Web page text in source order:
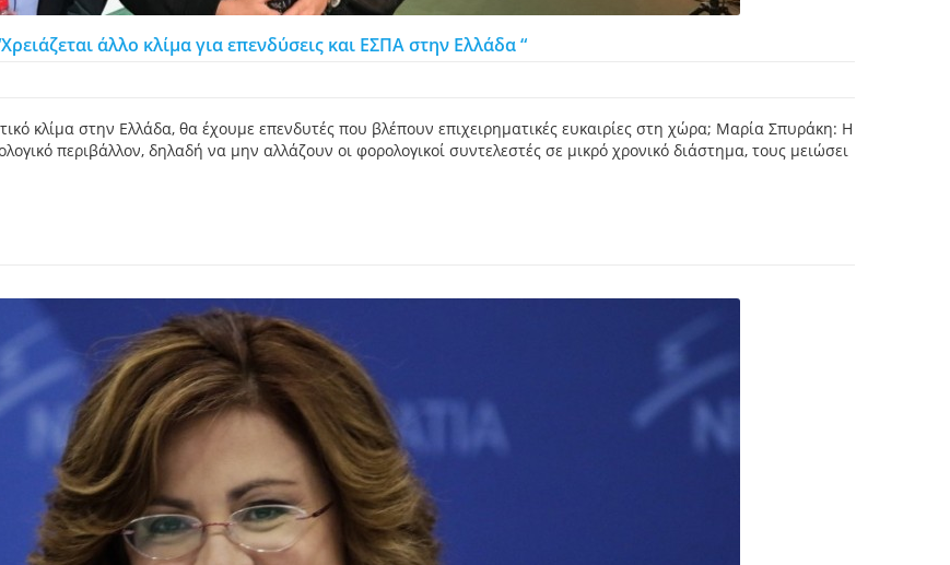
άλλο κλίμα για επενδύσεις και ΕΣΠΑ στην Ελλάδα “
κλίμα στην Ελλάδα, θα έχουμε επενδυτές που βλέπουν επιχειρηματικές ευκαιρίες στη χώρα; Μαρία Σπυράκη: Η
περιβάλλον, δηλαδή να μην αλλάζουν οι φορολογικοί συντελεστές σε μικρό χρονικό διάστημα, τους μειώσει